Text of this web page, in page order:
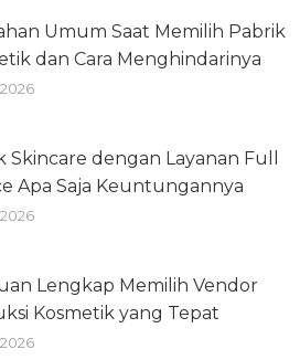
Umum Saat Memilih Pabrik
dan Cara Menghindarinya
Skincare dengan Layanan Full
Apa Saja Keuntungannya
Lengkap Memilih Vendor
Kosmetik yang Tepat